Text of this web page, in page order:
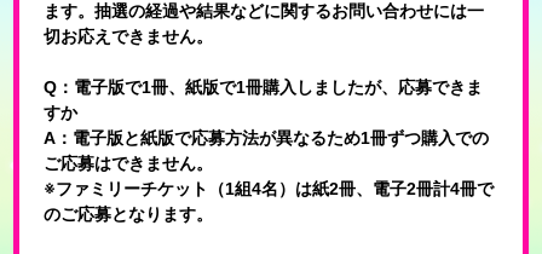
ます。抽選の経過や結果などに関するお問い合わせには一
切お応えできません。
Q：電子版で1冊、紙版で1冊購入しましたが、応募できま
すか
A：電子版と紙版で応募方法が異なるため1冊ずつ購入での
ご応募はできません。
※ファミリーチケット（1組4名）は紙2冊、電子2冊計4冊で
のご応募となります。